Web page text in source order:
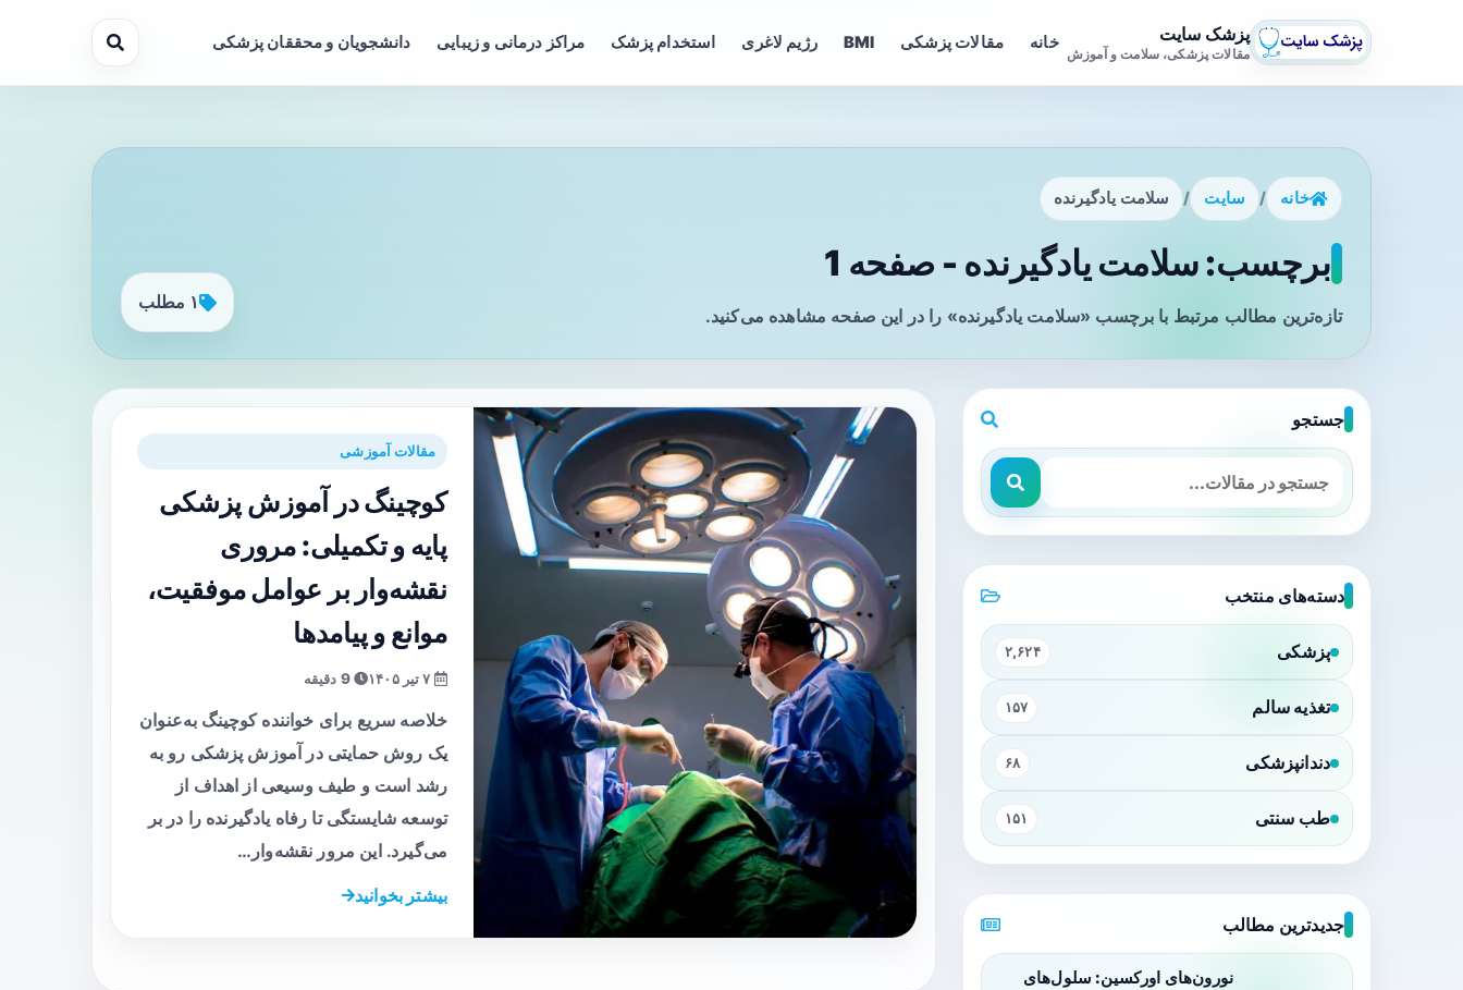
پزشک سایت
مقالات پزشکی، سلامت و آموزش
خانه مقالات پزشکی BMI رژیم لاغری استخدام پزشک مراکز درمانی و زیبایی دانشجویان و محققان پزشکی
خانه / سایت / سلامت یادگیرنده
برچسب: سلامت یادگیرنده - صفحه 1
تازه‌ترین مطالب مرتبط با برچسب «سلامت یادگیرنده» را در این صفحه مشاهده می‌کنید.
۱ مطلب
مقالات آموزشی
کوچینگ در آموزش پزشکی
پایه و تکمیلی: مروری
نقشه‌وار بر عوامل موفقیت،
موانع و پیامدها
9 دقیقه
خلاصه سریع برای خواننده کوچینگ به‌عنوان
یک روش حمایتی در آموزش پزشکی رو به
رشد است و طیف وسیعی از اهداف از
توسعه شایستگی تا رفاه یادگیرنده را در بر
می‌گیرد. این مرور نقشه‌وار…
بیشتر بخوانید
جستجو
دسته‌های منتخب
پزشکی ۲,۶۲۴
تغذیه سالم ۱۵۷
دندانپزشکی ۶۸
طب سنتی ۱۵۱
جدیدترین مطالب
نورون‌های اورکسین: سلول‌های